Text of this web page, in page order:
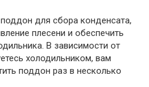
для сбора конденсата,
плесени и обеспечить
В зависимости от
холодильником, вам
поддон раз в несколько